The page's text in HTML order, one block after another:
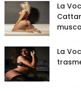
La
La